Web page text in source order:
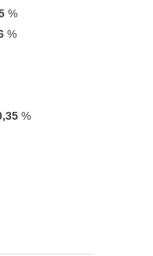
%
%
%